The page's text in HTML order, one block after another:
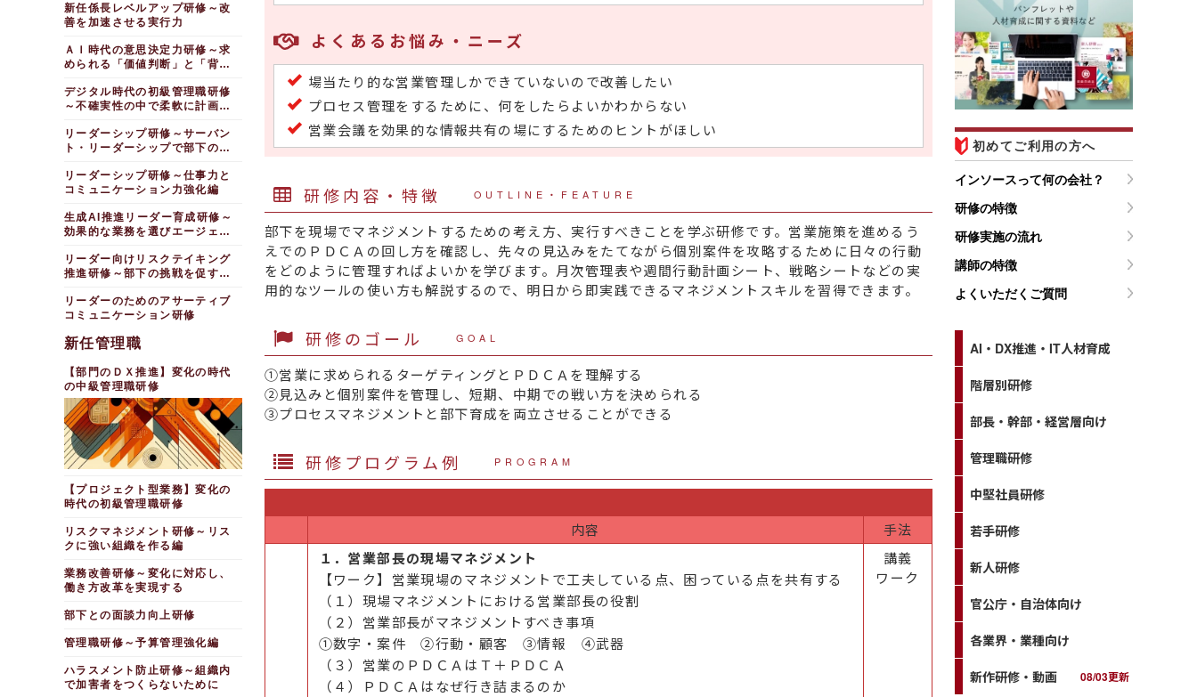
よくあるお悩み・ニーズ
場当たり的な営業管理しかできていないので改善したい
プロセス管理をするために、何をしたらよいかわからない
営業会議を効果的な情報共有の場にするためのヒントがほしい
研修内容・特徴 OUTLINE・FEATURE
部下を現場でマネジメントするための考え方、実行すべきことを学ぶ研修です。営業施策を進めるう
えでのＰＤＣＡの回し方を確認し、先々の見込みをたてながら個別案件を攻略するために日々の行動
をどのように管理すればよいかを学びます。月次管理表や週間行動計画シート、戦略シートなどの実
用的なツールの使い方も解説するので、明日から即実践できるマネジメントスキルを習得できます。
研修のゴール GOAL
①営業に求められるターゲティングとＰＤＣＡを理解する
②見込みと個別案件を管理し、短期、中期での戦い方を決められる
③プロセスマネジメントと部下育成を両立させることができる
研修プログラム例 PROGRAM
内容 手法
１．営業部長の現場マネジメント
【ワーク】営業現場のマネジメントで工夫している点、困っている点を共有する
（１）現場マネジメントにおける営業部長の役割
（２）営業部長がマネジメントすべき事項
①数字・案件 ②行動・顧客 ③情報 ④武器
（３）営業のＰＤＣＡはＴ＋ＰＤＣＡ
（４）ＰＤＣＡはなぜ行き詰まるのか
講義
ワーク
新任係長レベルアップ研修～改
善を加速させる実行力
ＡＩ時代の意思決定力研修～求
められる「価値判断」と「背負
デジタル時代の初級管理職研修
～不確実性の中で柔軟に計画を
リーダーシップ研修～サーバン
ト・リーダーシップで部下の成
リーダーシップ研修～仕事力と
コミュニケーション力強化編
生成AI推進リーダー育成研修～
効果的な業務を選びエージェン
リーダー向けリスクテイキング
推進研修～部下の挑戦を促すチ
リーダーのためのアサーティブ
コミュニケーション研修
新任管理職
【部門のＤＸ推進】変化の時代
の中級管理職研修
【プロジェクト型業務】変化の
時代の初級管理職研修
リスクマネジメント研修～リス
クに強い組織を作る編
業務改善研修～変化に対応し、
働き方改革を実現する
部下との面談力向上研修
管理職研修～予算管理強化編
ハラスメント防止研修～組織内
で加害者をつくらないために
Jul.31
こと～Excelの面倒な繰り返し
初めてご利用の方へ
インソースって何の会社？
研修の特徴
研修実施の流れ
講師の特徴
よくいただくご質問
AI・DX推進・IT人材育成
階層別研修
部長・幹部・経営層向け
管理職研修
中堅社員研修
若手研修
新人研修
官公庁・自治体向け
各業界・業種向け
新作研修・動画 08/03更新